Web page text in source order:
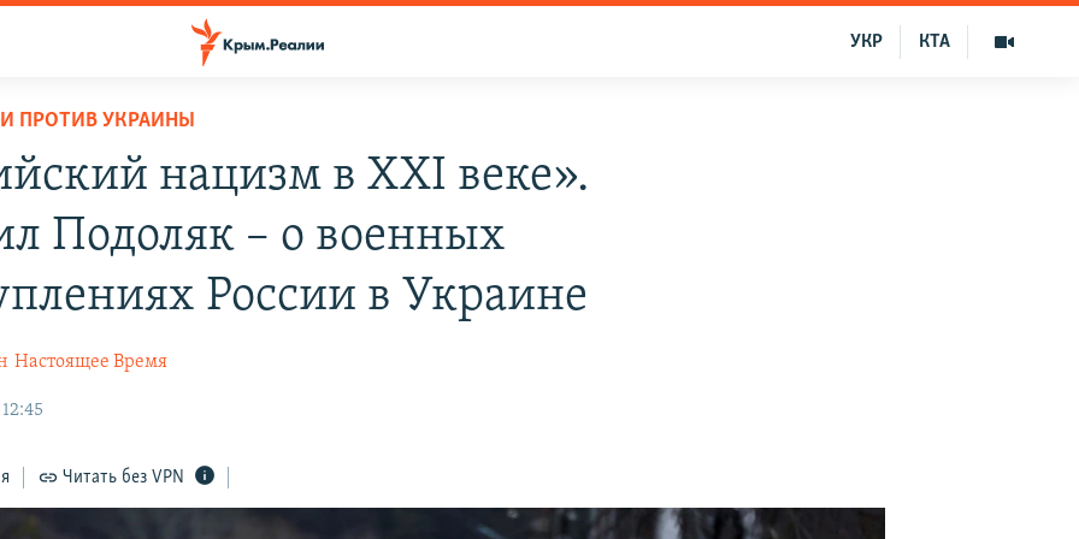
КТА
УКР
ПРОТИВ УКРАИНЫ
нацизм в XXI веке».
Подоляк – о военных
России в Украине
Настоящее Время
Читать без VPN